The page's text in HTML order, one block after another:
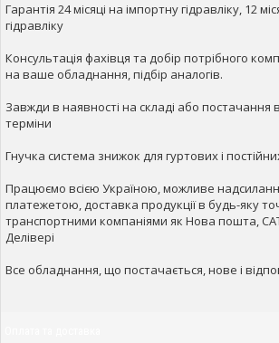
Гарантія 24 місяці на імпортну гідравліку, 12
гідравліку
Консультація фахівця та добір потрібного
на ваше обладнання, підбір аналогів.
Завжди в наявності на складі або постачання
терміни
Гнучка система знижок для гуртових і
Працюємо всією Україною, можливе
платежетою, доставка продукції в будь-яку
транспортними компаніями як Нова пошта,
Делівері
Все обладнання, що постачається, нове і